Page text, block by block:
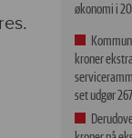
økonomi i
kroner
set udgør